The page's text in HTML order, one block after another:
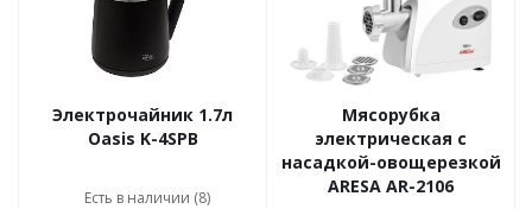
Электрочайник 1.7л
Oasis K-4SPB
Есть в наличии (8)
Мясорубка
электрическая с
насадкой-овощерезкой
ARESA AR-2106